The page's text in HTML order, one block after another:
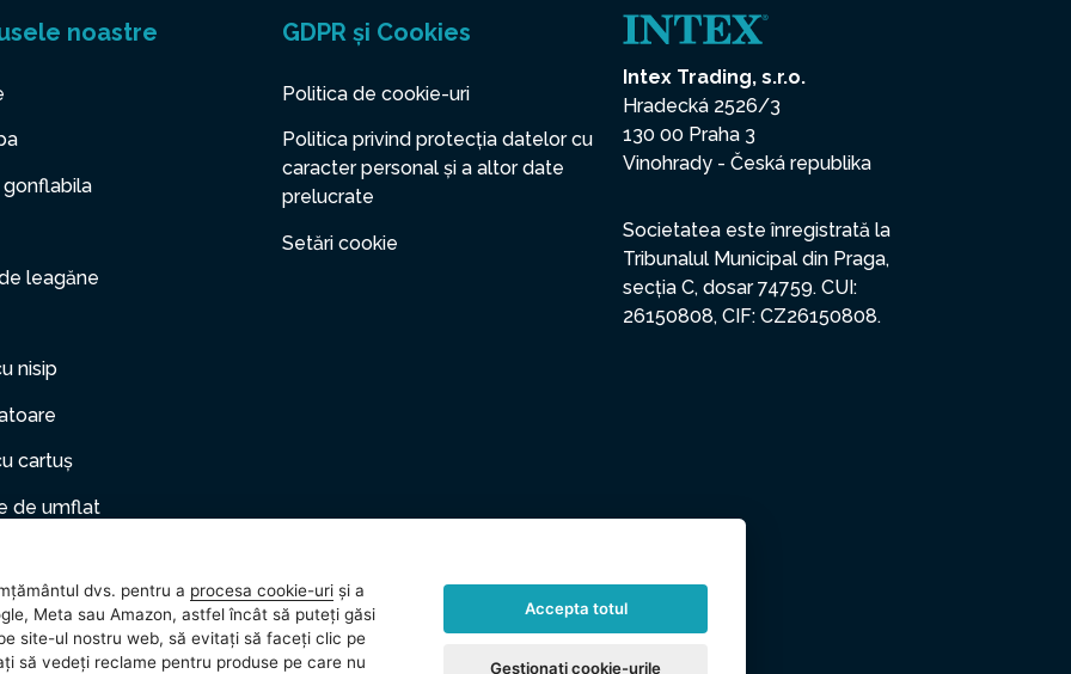
noastre
leagăne
nisip
cartuș
de umflat
de companie
GDPR și Cookies
Politica de cookie-uri
Politica privind protecția datelor cu
caracter personal și a altor date
prelucrate
Setări cookie
Intex Trading, s.r.o.
Hradecká 2526/3
130 00 Praha 3
Vinohrady - Česká republika
Societatea este înregistrată la
Tribunalul Municipal din Praga,
secția C, dosar 74759. CUI:
26150808, CIF: CZ26150808.
dvs. pentru a procesa cookie-uri și a
Meta sau Amazon, astfel încât să puteți găsi
site-ul nostru web, să evitați să faceți clic pe
să vedeți reclame pentru produse pe care nu
Accepta totul
Gestionați cookie-urile